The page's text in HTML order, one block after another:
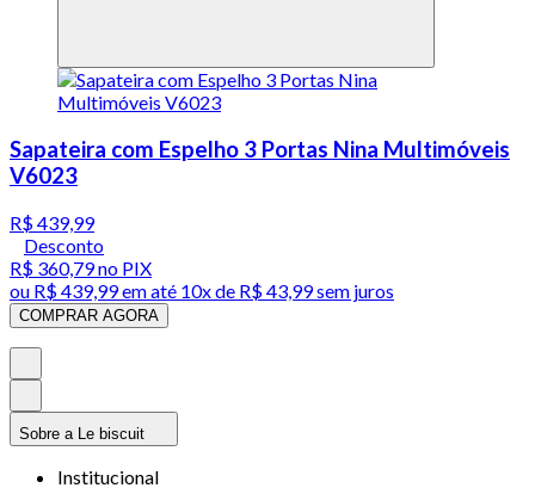
Sapateira com Espelho 3 Portas Nina Multimóveis
V6023
R$ 439,99
Desconto
R$ 360,79no PIX
ou R$ 439,99em até 10x de R$ 43,99 sem juros
COMPRAR AGORA
Sobre a Le biscuit
Institucional